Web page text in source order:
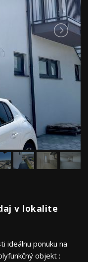
v lokalite
ideálnu ponuku na
objekt :